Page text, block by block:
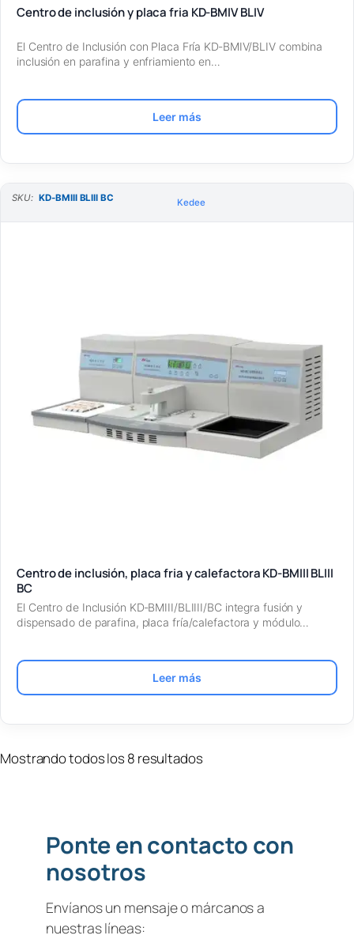
Centro de inclusión y placa fria KD-BMIV BLIV
El Centro de Inclusión con Placa Fría KD‑BMIV/BLIV combina
inclusión en parafina y enfriamiento en…
Leer más
SKU: KD-BMIII BLIII BC Kedee
Centro de inclusión, placa fria y calefactora KD-BMIII BLIII
BC
El Centro de Inclusión KD‑BMIII/BLIΙII/BC integra fusión y
dispensado de parafina, placa fría/calefactora y módulo…
Leer más
Mostrando todos los 8 resultados
Ponte en contacto con
nosotros
Envíanos un mensaje o márcanos a
nuestras líneas: